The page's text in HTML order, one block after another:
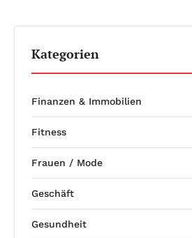
Kategorien
Finanzen & Immobilien
Fitness
Frauen / Mode
Geschäft
Gesundheit